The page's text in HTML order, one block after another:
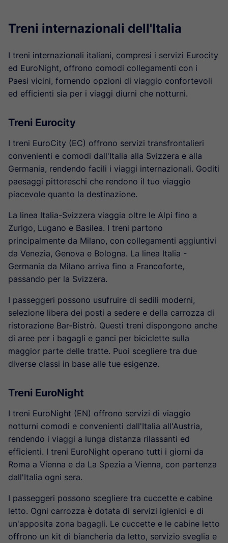
Treni internazionali dell'Italia
I treni internazionali italiani, compresi i servizi Eurocity
ed EuroNight, offrono comodi collegamenti con i
Paesi vicini, fornendo opzioni di viaggio confortevoli
ed efficienti sia per i viaggi diurni che notturni.
Treni Eurocity
I treni EuroCity (EC) offrono servizi transfrontalieri
convenienti e comodi dall'Italia alla Svizzera e alla
Germania, rendendo facili i viaggi internazionali. Goditi
paesaggi pittoreschi che rendono il tuo viaggio
piacevole quanto la destinazione.
La linea Italia-Svizzera viaggia oltre le Alpi fino a
Zurigo, Lugano e Basilea. I treni partono
principalmente da Milano, con collegamenti aggiuntivi
da Venezia, Genova e Bologna. La linea Italia -
Germania da Milano arriva fino a Francoforte,
passando per la Svizzera.
I passeggeri possono usufruire di sedili moderni,
selezione libera dei posti a sedere e della carrozza di
ristorazione Bar-Bistrò. Questi treni dispongono anche
di aree per i bagagli e ganci per biciclette sulla
maggior parte delle tratte. Puoi scegliere tra due
diverse classi in base alle tue esigenze.
Treni EuroNight
I treni EuroNight (EN) offrono servizi di viaggio
notturni comodi e convenienti dall'Italia all'Austria,
rendendo i viaggi a lunga distanza rilassanti ed
efficienti. I treni EuroNight operano tutti i giorni da
Roma a Vienna e da La Spezia a Vienna, con partenza
dall'Italia ogni sera.
I passeggeri possono scegliere tra cuccette e cabine
letto. Ogni carrozza è dotata di servizi igienici e di
un'apposita zona bagagli. Le cuccette e le cabine letto
offrono un kit di biancheria da letto, servizio sveglia e